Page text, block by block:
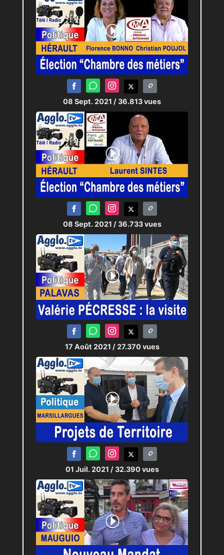
08 Sept. 2021 / 36.813 vues
08 Sept. 2021 / 36.733 vues
17 Août 2021 / 27.370 vues
01 Juil. 2021 / 32.390 vues